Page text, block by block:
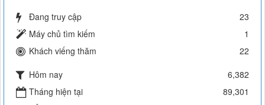
Đang truy cập
23
Máy chủ tìm kiếm
1
Khách viếng thăm
22
Hôm nay
6,382
Tháng hiện tại
89,301